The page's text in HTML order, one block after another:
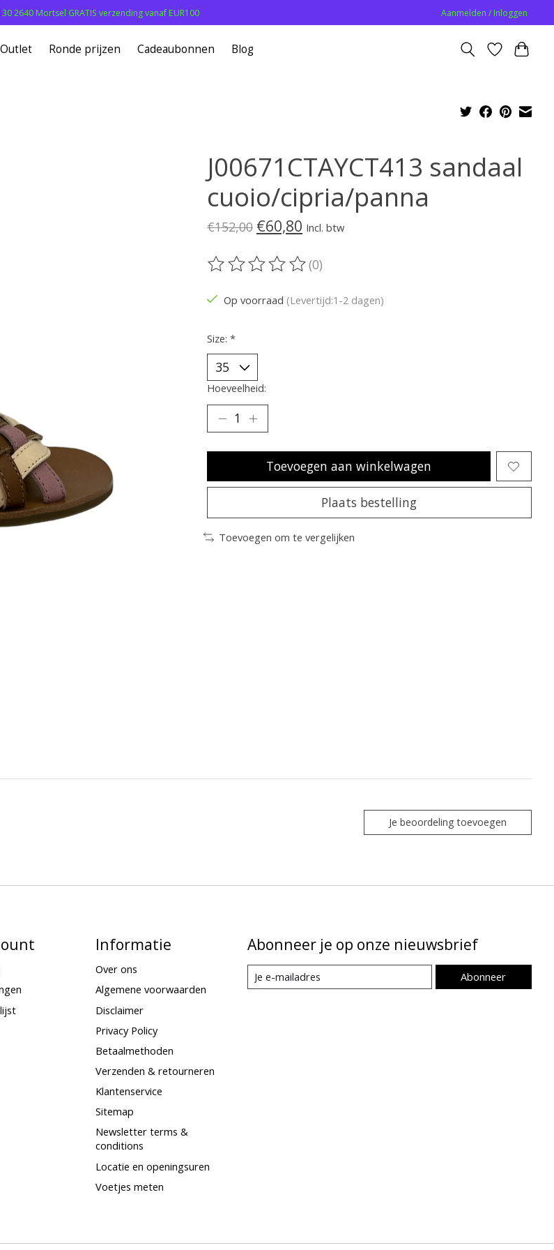
2640 Mortsel GRATIS verzending vanaf EUR100 Aanmelden / Inloggen
Outlet Ronde prijzen Cadeaubonnen Blog
J00671CTAYCT413 sandaal
cuoio/cipria/panna
€152,00 €60,80 Incl. btw
De beoordeling van dit product is
(0)
Op voorraad (Levertijd:1-2 dagen)
Size: *
Hoeveelheid:
Toevoegen aan winkelwagen
Plaats bestelling
Toevoegen om te vergelijken
Je beoordeling toevoegen
Informatie
Over ons
Algemene voorwaarden
Disclaimer
Privacy Policy
Betaalmethoden
Verzenden & retourneren
Klantenservice
Sitemap
Newsletter terms &
conditions
Locatie en openingsuren
Voetjes meten
Abonneer je op onze nieuwsbrief
Abonneer